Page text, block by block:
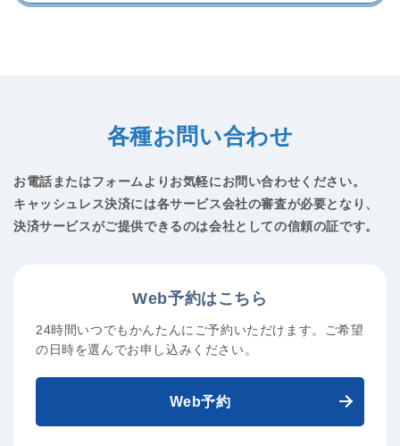
各種お問い合わせ
お電話またはフォームよりお気軽にお問い合わせください。
キャッシュレス決済には各サービス会社の審査が必要となり、
決済サービスがご提供できるのは会社としての信頼の証です。
Web予約はこちら
24時間いつでもかんたんにご予約いただけます。
ご希望
の日時を選んでお申し込みください。
Web予約